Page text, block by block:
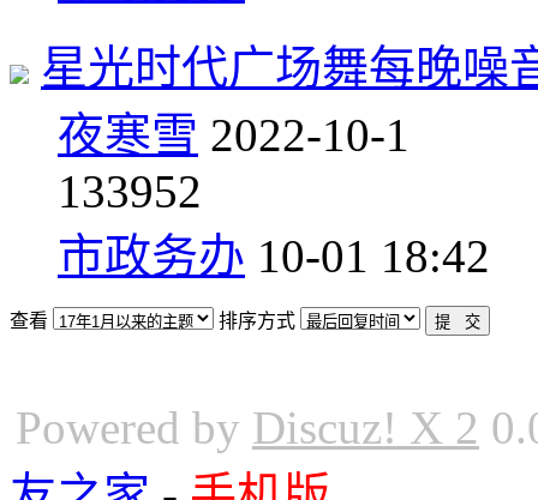
星光时代广场舞每晚噪
夜寒雪 2022-10-1
133952
市政务办 10-01 18:42
查看 排序方式
Powered by Discuz! X 2